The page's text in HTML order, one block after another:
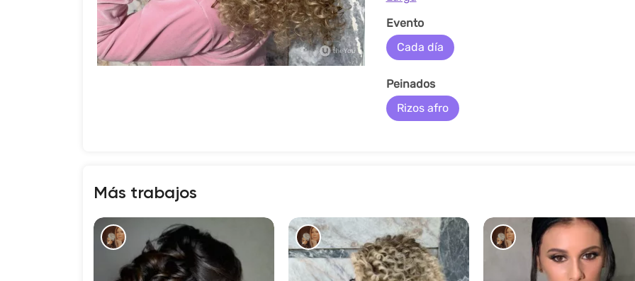
Evento
Cada día
Peinados
Rizos afro
Más trabajos